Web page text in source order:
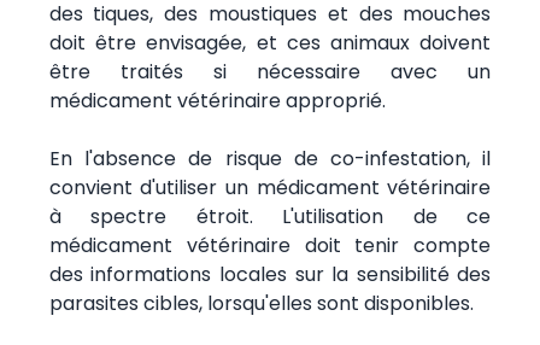
des tiques, des moustiques et des mouches
doit être envisagée, et ces animaux doivent
être traités si nécessaire avec un
médicament vétérinaire approprié.
En l'absence de risque de co-infestation, il
convient d'utiliser un médicament vétérinaire
à spectre étroit. L'utilisation de ce
médicament vétérinaire doit tenir compte
des informations locales sur la sensibilité des
parasites cibles, lorsqu'elles sont disponibles.